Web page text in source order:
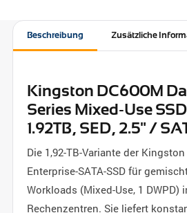
Beschreibung Zusätzliche
Kingston DC600M
Series Mixed-Use SSD
1.92TB, SED, 2.5" /
Die 1,92-TB-Variante der
Enterprise-SATA-SSD für
Workloads (Mixed-Use, 1 DWPD)
Rechenzentren. Sie liefert